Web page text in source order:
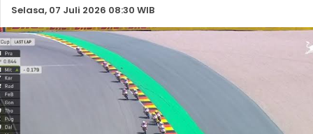
Selasa, 07 Juli 2026 08:30 WIB